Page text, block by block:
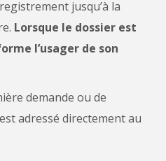
jusqu’à la
Lorsque le dossier est
l’usager de son
demande ou de
adressé directement au